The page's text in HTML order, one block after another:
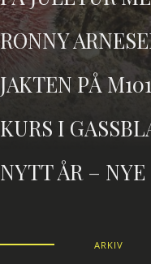
JAKTEN PÅ M101
ARKIV